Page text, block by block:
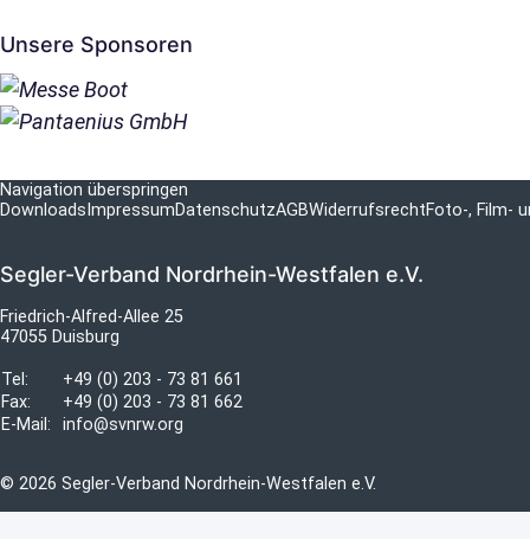
Unsere Sponsoren
Navigation überspringen
Downloads ImpressumDatenschutzAGBWiderrufsrechtFoto-, Film-
Segler-Verband Nordrhein-Westfalen e.V.
Friedrich-Alfred-Allee 25
47055 Duisburg
Tel:
+49 (0) 203 - 73 81 661
Fax:
+49 (0) 203 - 73 81 662
E-Mail:
info@svnrw.org
© 2026 Segler-Verband Nordrhein-Westfalen e.V.